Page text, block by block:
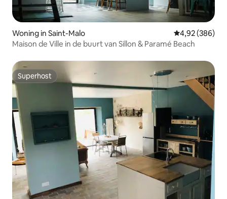
Woning in Saint-Malo Gemiddelde
4,92 (386)
Maison de Ville in de buurt van Sillon & Paramé Beach
Superhost
Superhost